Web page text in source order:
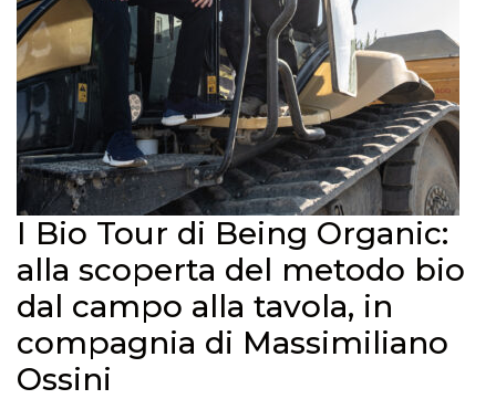
I Bio Tour di Being Organic:
alla scoperta del metodo bio
dal campo alla tavola, in
compagnia di Massimiliano
Ossini